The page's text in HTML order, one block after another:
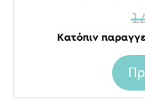
Κατόπιν